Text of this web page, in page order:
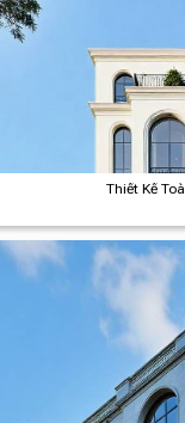
Thiết Kế